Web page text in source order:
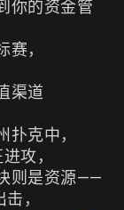
你的资金管
，
渠道
克中，
攻，
则是资源——
，